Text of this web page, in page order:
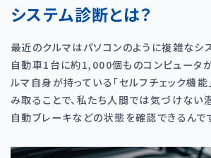
システム診断とは？
最近のクルマはパソコンのように複雑なシ
自動車1台に約1,000個ものコンピュータ
ルマ自身が持っている「セルフチェック機
み取ることで、私たち人間では気づけない
自動ブレーキなどの状態を確認できるんで